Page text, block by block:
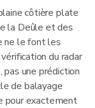
côtière plate
la Deûle et des
ne le font les
du radar
une prédiction
de balayage
pour exactement